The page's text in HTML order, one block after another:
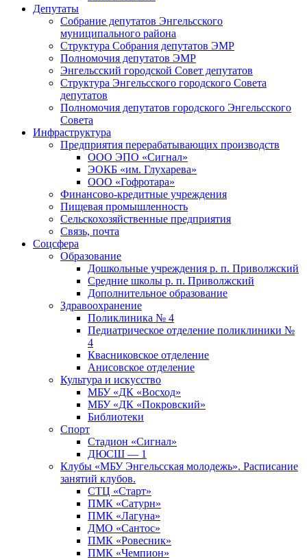
Депутаты
Собрание депутатов Энгельсского
муниципального района
Структура Собрания депутатов ЭМР
Полномочия депутатов ЭМР
Энгельсский городской Совет депутатов
Структура Энгельсского городского Совета
депутатов
Полномочия депутатов городского Энгельсского
Совета
Инфраструктура
Предприятия перерабатывающих производств
ООО ЭПО «Сигнал»
ЭОКБ «им. Глухарева»
ООО «Гофротара»
Финансово-кредитные учреждения
Пищевая промышленность
Сельскохозяйственные предприятия
Связь, почта
Соцсфера
Образование
Дошкольные учреждения р. п. Приволжский
Средние школы р. п. Приволжский
Дополнительное образование
Здравоохранение
Поликлиника № 4
Педиатрическое отделение поликлиники №
4
Квасниковское отделение
Анисовское отделение
Культура и искусство
МБУ «ДК «Восход»
МБУ «ДК «Покровский»
Библиотеки
Спорт
Стадион «Сигнал»
ДЮСШ — 1
Клубы «МБУ Энгельсская молодежь». Расписание
занятий клубов.
СТЦ «Старт»
ПМК «Сатурн»
ПМК «Лагуна»
ДМО «Сантос»
ПМК «Ровесник»
ПМК «Чемпион»